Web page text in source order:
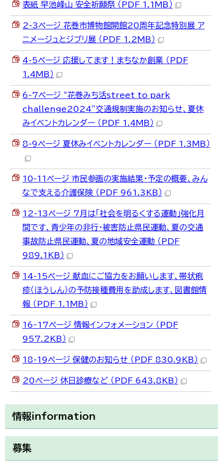
表紙 早池峰山 安全祈願祭 （PDF 1.1MB）
2-3ページ 花巻市博物館開館20周年記念特別展 ア
ニメージュとジブリ展 （PDF 1.2MB）
4-5ページ 応援してます！まちなか創業 （PDF
1.4MB）
6-7ページ “花巻みち活street to park
challenge2024”交通規制実施のお知らせ、夏休
みイベントカレンダー （PDF 1.4MB）
8-9ページ 夏休みイベントカレンダー （PDF 1.3MB）
10-11ページ 市民参画の実施結果・予定の概要、みん
なで支える介護保険 （PDF 961.3KB）
12-13ページ 7月は「社会を明るくする運動」強化月
間です、青少年の非行・被害防止県民運動、夏の交通
事故防止県民運動、夏の地域安全運動 （PDF
989.1KB）
14-15ページ 献血にご協力をお願いします、帯状疱
疹（ほうしん）の予防接種費用を助成します、図書館情
報 （PDF 1.1MB）
16‐17ページ 情報インフォメーション （PDF
957.2KB）
18-19ページ 保健のお知らせ （PDF 830.9KB）
20ぺージ 休日診療など （PDF 643.8KB）
情報information
募集